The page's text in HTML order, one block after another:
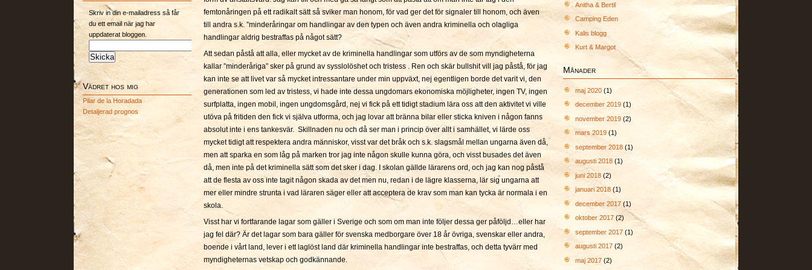
Skriv in din e-mailadress så får
du ett email när jag har
uppdaterat bloggen.
Vädret hos mig
Pilar de la Horadada
Detaljerad prognos
femtonåringen på ett radikalt sätt så sviker man honom, för vad ger det för signaler till honom, och även
till andra s.k. ”minderåringar om handlingar av den typen och även andra kriminella och olagliga
handlingar aldrig bestraffas på något sätt?
Att sedan påstå att alla, eller mycket av de kriminella handlingar som utförs av de som myndigheterna
kallar ”minderåriga” sker på grund av sysslolöshet och tristess . Ren och skär bullshit vill jag påstå, för jag
kan inte se att livet var så mycket intressantare under min uppväxt, nej egentligen borde det varit vi, den
generationen som led av tristess, vi hade inte dessa ungdomars ekonomiska möjligheter, ingen TV, ingen
surfplatta, ingen mobil, ingen ungdomsgård, nej vi fick på ett tidigt stadium lära oss att den aktivitet vi ville
utöva på fritiden den fick vi själva utforma, och jag lovar att bränna bilar eller sticka kniven i någon fanns
absolut inte i ens tankesvär. Skillnaden nu och då ser man i princip över allt i samhället, vi lärde oss
mycket tidigt att respektera andra människor, visst var det bråk och s.k. slagsmål mellan ungarna även då,
men att sparka en som låg på marken tror jag inte någon skulle kunna göra, och visst busades det även
då, men inte på det kriminella sätt som det sker i dag. I skolan gällde lärarens ord, och jag kan nog påstå
att de flesta av oss inte tagit någon skada av det men nu, redan i de lägre klasserna, lär sig ungarna att
mer eller mindre strunta i vad läraren säger eller att acceptera de krav som man kan tycka är normala i en
skola.
Visst har vi fortfarande lagar som gäller i Sverige och som om man inte följer dessa ger påföljd…eller har
jag fel där? Är det lagar som bara gäller för svenska medborgare över 18 år övriga, svenskar eller andra,
boende i vårt land, lever i ett laglöst land där kriminella handlingar inte bestraffas, och detta tyvärr med
myndigheternas vetskap och godkännande.
Anitha & Bertil
Camping Eden
Kalis blogg
Kurt & Margot
Månader
maj 2020 (1)
december 2019 (1)
november 2019 (2)
mars 2019 (1)
september 2018 (1)
augusti 2018 (1)
juni 2018 (2)
januari 2018 (1)
december 2017 (1)
oktober 2017 (2)
september 2017 (1)
augusti 2017 (2)
maj 2017 (2)